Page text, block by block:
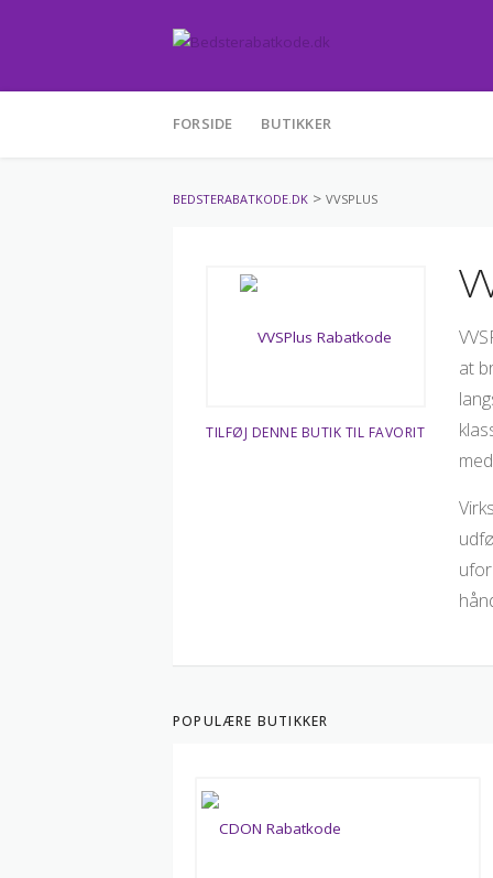
to
FORSIDE BUTIKKER
BEDSTERABATKODE.DK > VVSPLUS
TILFØJ DENNE BUTIK TIL FAVORIT
at
POPULÆRE BUTIKKER